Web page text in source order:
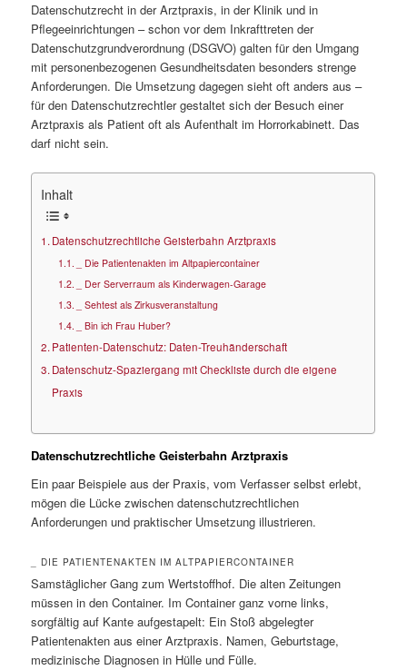
Datenschutzrecht in der Arztpraxis, in der Klinik und in
Pflegeeinrichtungen – schon vor dem Inkrafttreten der
Datenschutzgrundverordnung (DSGVO) galten für den Umgang
mit personenbezogenen Gesundheitsdaten besonders strenge
Anforderungen. Die Umsetzung dagegen sieht oft anders aus –
für den Datenschutzrechtler gestaltet sich der Besuch einer
Arztpraxis als Patient oft als Aufenthalt im Horrorkabinett. Das
darf nicht sein.
Inhalt
Datenschutzrechtliche Geisterbahn Arztpraxis
_ Die Patientenakten im Altpapiercontainer
_ Der Serverraum als Kinderwagen-Garage
_ Sehtest als Zirkusveranstaltung
_ Bin ich Frau Huber?
Patienten-Datenschutz: Daten-Treuhänderschaft
Datenschutz-Spaziergang mit Checkliste durch die eigene
Praxis
Datenschutzrechtliche Geisterbahn Arztpraxis
Ein paar Beispiele aus der Praxis, vom Verfasser selbst erlebt,
mögen die Lücke zwischen datenschutzrechtlichen
Anforderungen und praktischer Umsetzung illustrieren.
_ DIE PATIENTENAKTEN IM ALTPAPIERCONTAINER
Samstäglicher Gang zum Wertstoffhof. Die alten Zeitungen
müssen in den Container. Im Container ganz vorne links,
sorgfältig auf Kante aufgestapelt: Ein Stoß abgelegter
Patientenakten aus einer Arztpraxis. Namen, Geburtstage,
medizinische Diagnosen in Hülle und Fülle.